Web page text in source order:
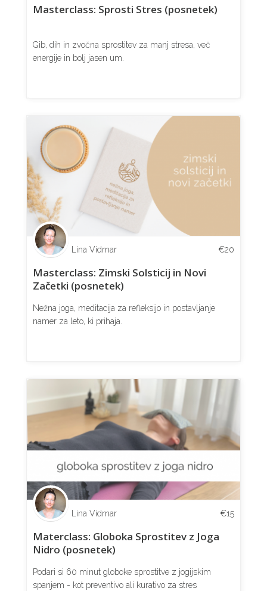
Masterclass: Sprosti Stres (posnetek)
Gib, dih in zvočna sprostitev za manj stresa, več
energije in bolj jasen um.
Lina Vidmar €20
Masterclass: Zimski Solsticij in Novi
Začetki (posnetek)
Nežna joga, meditacija za refleksijo in postavljanje
namer za leto, ki prihaja.
Lina Vidmar €15
Materclass: Globoka Sprostitev z Joga
Nidro (posnetek)
Podari si 60 minut globoke sprostitve z jogijskim
spanjem - kot preventivo ali kurativo za stres